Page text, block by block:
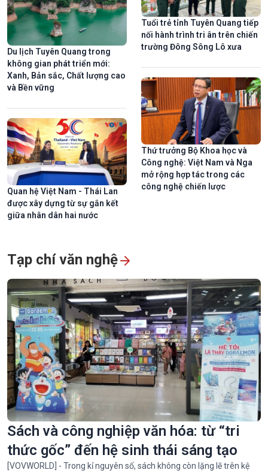
Du lịch Tuyên Quang trong
không gian phát triển mới:
Xanh, Bản sắc, Chất lượng cao
và Bền vững
Quan hệ Việt Nam - Thái Lan
được xây dựng từ sự gắn kết
giữa nhân dân hai nước
Tuổi trẻ tỉnh Tuyên Quang tiếp
nối hành trình tri ân trên chiến
trường Đông Sông Lô xưa
Thứ trưởng Bộ Khoa học và
Công nghệ: Việt Nam và Nga
mở rộng hợp tác trong các
công nghệ chiến lược
Tạp chí văn nghệ
Sách và công nghiệp văn hóa: từ “tri
thức gốc” đến hệ sinh thái sáng tạo
[VOVWORLD] - Trong kỉ nguyên số, sách không còn lặng lẽ trên kệ